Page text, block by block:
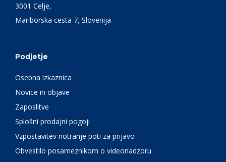
3001 Celje,
Mariborska cesta 7, Slovenija
Podjetje
Osebna izkaznica
Novice in objave
Zaposlitve
Splošni prodajni pogoji
Vzpostavitev notranje poti za prijavo
Obvestilo posameznikom o videonadzoru